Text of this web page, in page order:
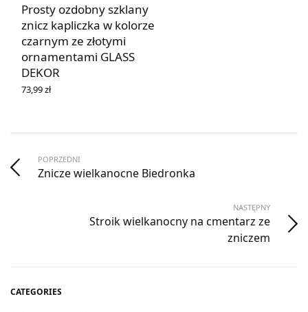
Prosty ozdobny szklany
znicz kapliczka w kolorze
czarnym ze złotymi
ornamentami GLASS
DEKOR
73,99zł
POPRZEDNI
Znicze wielkanocne Biedronka
NASTĘPNY
Stroik wielkanocny na cmentarz ze
zniczem
CATEGORIES